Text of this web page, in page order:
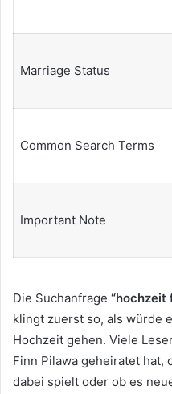
Marriage Status
Common Search Terms
Important Note
Die Suchanfrage “hochzeit
klingt zuerst so, als würde
Hochzeit gehen. Viele
Finn Pilawa geheiratet hat,
dabei spielt oder ob es